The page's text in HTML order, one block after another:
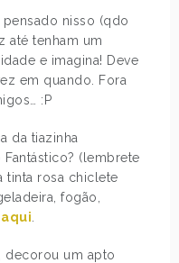
nisso (qdo
até tenham um
e imagina! Deve
em quando. Fora
:P
da tiazinha
(lembrete
tinta rosa chiclete
fogão,
, decorou um apto